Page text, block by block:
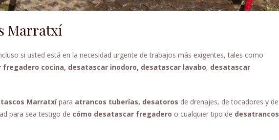
Marratxí
si usted está en la necesidad urgente de trabajos más exigentes, tales como
cocina, desatascar inodoro, desatascar lavabo, desatascar
Marratxípara atrancos tuberías, desatoros de drenajes, de tocadores y de
para sea testigo de cómo desatascar fregadero o cualquier tipo de desatrancos